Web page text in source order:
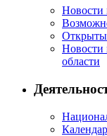
Новости
Новости
области